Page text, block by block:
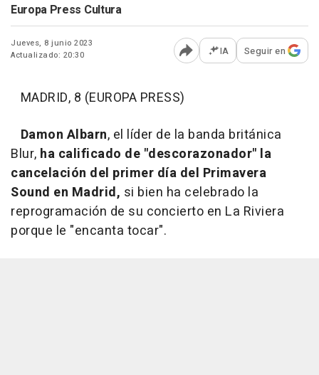
Europa Press Cultura
Jueves, 8 junio 2023
Actualizado: 20:30
Abrir opciones para
IA Seguir en
MADRID, 8 (EUROPA PRESS)
Damon Albarn, el líder de la banda británica
Blur, ha calificado de "descorazonador" la
cancelación del primer día del Primavera
Sound en Madrid, si bien ha celebrado la
reprogramación de su concierto en La Riviera
porque le "encanta tocar".